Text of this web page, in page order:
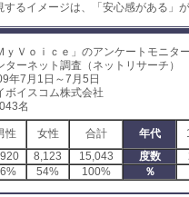
するイメージは、「安心感がある」
ｙＶｏｉｃｅ」のアンケートモニタ
ーネット調査（ネットリサーチ）
年7月1日～7月5日
ボイスコム株式会社
名
性 女性 合計 年代
8,123 15,043 度数
54% 100% ％